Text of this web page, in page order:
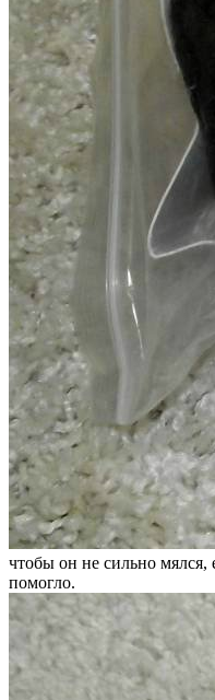
чтобы он не сильно мялся,
помогло.